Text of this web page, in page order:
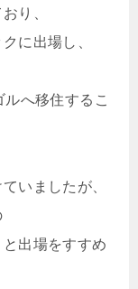
り、
に出場し、
へ移住するこ
いましたが、
出場をすすめ